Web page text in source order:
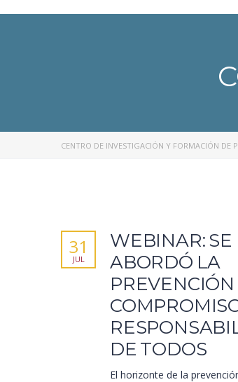
CENTRO DE INVESTIGACIÓN Y FORMACIÓN DE
WEBINAR: SE
ABORDÓ LA
DE TODOS
31
JUL
El horizonte de la